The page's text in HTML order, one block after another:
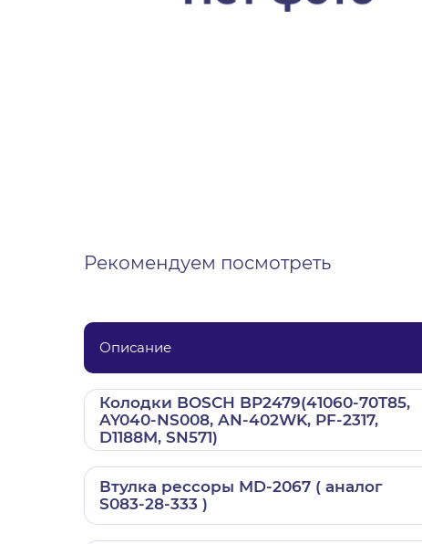
Рекомендуем посмотреть
Описание
Колодки BOSCH BP2479(41060-70T85,
AY040-NS008, AN-402WK, PF-2317,
D1188M, SN571)
Втулка рессоры MD-2067 ( аналог
S083-28-333 )